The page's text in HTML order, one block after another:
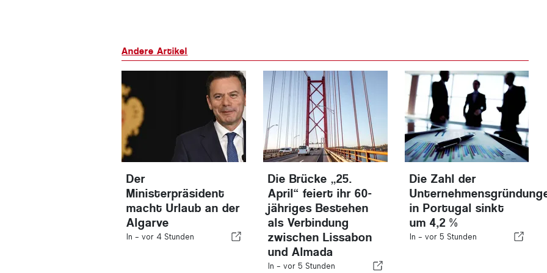
Andere Artikel
Der
Ministerpräsident
macht Urlaub an der
Algarve
In -vor 4 Stunden
Die Brücke „25.
April“ feiert ihr 60-
jähriges Bestehen
als Verbindung
zwischen Lissabon
und Almada
In -vor 5 Stunden
Die Zahl der
in Portugal sinkt
um 4,2 %
In - vor 5 Stunden